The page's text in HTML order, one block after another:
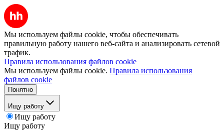
Мы используем файлы cookie, чтобы обеспечивать
правильную работу нашего веб-сайта и анализировать сетевой
трафик.
Правила использования файлов cookie
Мы используем файлы cookie. Правила использования
файлов cookie
Понятно
Ищу работу
Ищу работу
Ищу работу